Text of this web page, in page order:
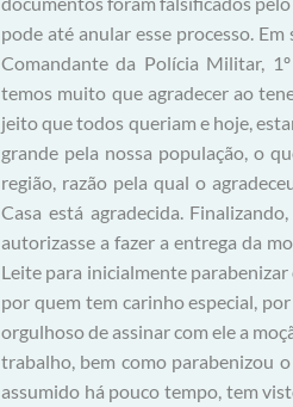
pode até anular esse processo.
Comandante da Polícia Militar,
temos muito que agradecer ao
jeito que todos queriam e hoje,
grande pela nossa população, o
região, razão pela qual o
Casa está agradecida.
autorizasse a fazer a entrega da
Leite para inicialmente parabenizar
por quem tem carinho especial,
orgulhoso de assinar com ele a
trabalho, bem como parabenizou
assumido há pouco tempo, tem